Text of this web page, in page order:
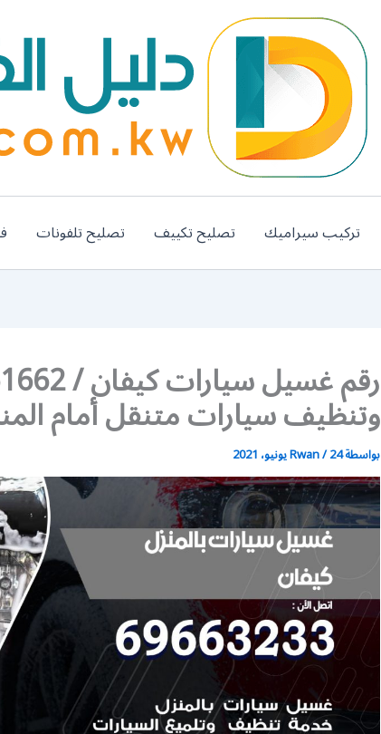
تركيب سيراميك تصليح تكييف تصليح تلفونات
وتنظيف سيارات متنقل أمام
بواسطة Rwan/24 يونيو، 2021